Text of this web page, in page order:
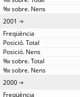
2001
2000